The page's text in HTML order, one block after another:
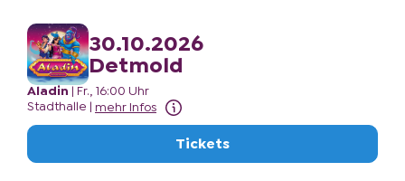
30.10.2026
Detmold
Aladin
Fr., 16:00 Uhr
Stadthalle
mehr Infos
Tickets